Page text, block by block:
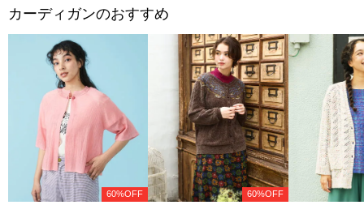
カーディガンのおすすめ
60%OFF 60%OFF